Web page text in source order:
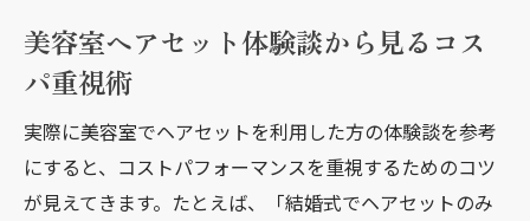
美容室ヘアセット体験談から見るコス
パ重視術
実際に美容室でヘアセットを利用した方の体験談を参考
にすると、コストパフォーマンスを重視するためのコツ
が見えてきます。たとえば、「結婚式でヘアセットのみ